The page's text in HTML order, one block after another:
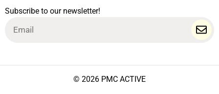
Subscribe to our newsletter!
© 2026 PMC ACTIVE